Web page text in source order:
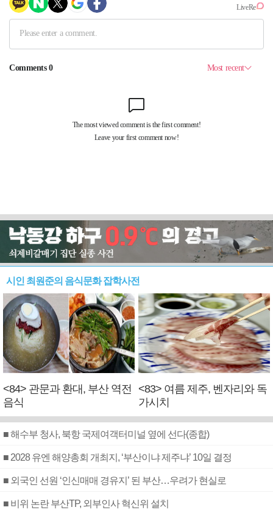
시인 최원준의 음식문화 잡학사전
<84> 관문과 환대, 부산 역전
음식
<83> 여름 제주, 벤자리와 독
가시치
■ 해수부 청사, 북항 국제여객터미널 옆에 선다(종합)
■ 2028 유엔 해양총회 개최지, ‘부산이냐 제주냐’ 10일 결정
■ 외국인 선원 ‘인신매매 경유지’ 된 부산…우려가 현실로
■ 비위 논란 부산TP, 외부인사 혁신위 설치